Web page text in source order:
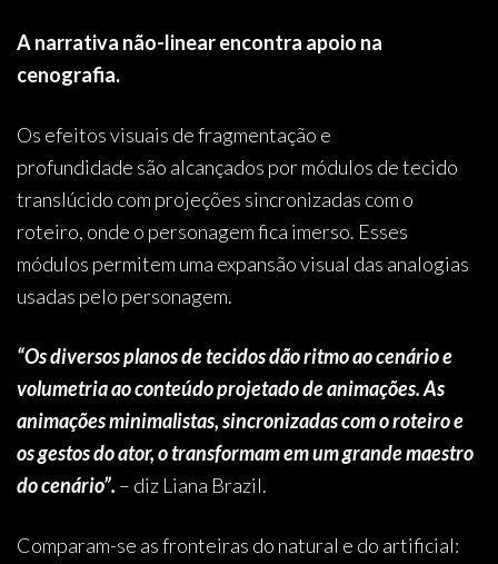
A narrativa não-linear encontra apoio na
cenografia.
Os efeitos visuais de fragmentação e
profundidade são alcançados por módulos de tecido
translúcido com projeções sincronizadas com o
roteiro, onde o personagem fica imerso. Esses
módulos permitem uma expansão visual das analogias
usadas pelo personagem.
“Os diversos planos de tecidos dão ritmo ao cenário e
volumetria ao conteúdo projetado de animações. As
animações minimalistas, sincronizadas com o roteiro e
os gestos do ator, o transformam em um grande maestro
do cenário”. – diz Liana Brazil.
Comparam-se as fronteiras do natural e do artificial: